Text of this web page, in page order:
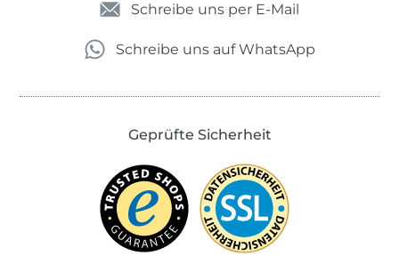
Schreibe uns per E-Mail
Schreibe uns auf WhatsApp
Geprüfte Sicherheit